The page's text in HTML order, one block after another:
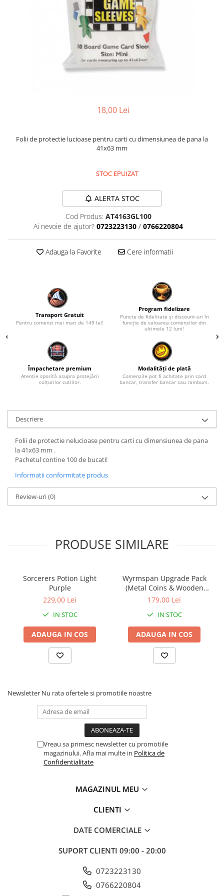
Premiate internațional
Colecția personală
Durata de joc
De război
Aventură
Cultură pop
TOATE JOCURILE
18,00 Lei
Folii de protectie lucioase pentru carti cu dimensiunea de pana la
41x63 mm
STOC EPUIZAT
ALERTA STOC
Cod Produs: AT4163GL100
Ai nevoie de ajutor? 0723223130 / 0766220804
Adauga la Favorite Cere informatii
Transport Gratuit
Pentru comenzi mai mari de 149 lei!
Program fidelizare
Puncte de fidelitate și discount-uri în
funcție de valoarea comenzilor din
ultimele 12 luni!
Împachetare premium
Atenție sporită asupra protejării
colțurilor cutiilor.
Modalități de plată
Comenzile pot fi achitate prin card
bancar, transfer bancar sau ramburs.
Descriere
Folii de protectie nelucioase pentru carti cu dimensiunea de pana
la 41x63 mm .
Pachetul contine 100 de bucati!
Informatii conformitate produs
Review-uri(0)
PRODUSE SIMILARE
Sorcerers Potion Light
Purple
229,00 Lei
IN STOC
ADAUGA IN COS
Wyrmspan Upgrade Pack
(Metal Coins & Wooden
Resources)
179,00 Lei
IN STOC
ADAUGA IN COS
Newsletter Nu rata ofertele si promotiile noastre
Vreau sa primesc newsletter cu promotiile
magazinului. Afla mai multe in Politica de
Confidentialitate
MAGAZINUL MEU
CLIENTI
DATE COMERCIALE
SUPORT CLIENTI 09:00 - 20:00
0723223130
0766220804